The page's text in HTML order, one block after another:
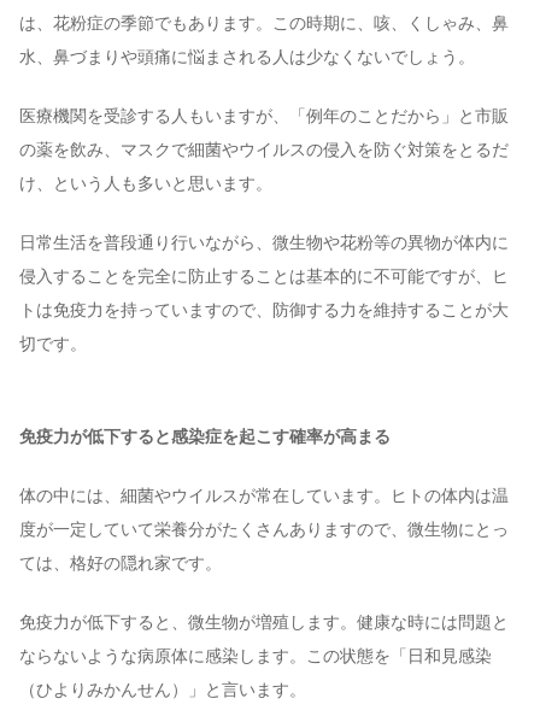
は、花粉症の季節でもあります。この時期に、咳、くしゃみ、鼻
水、鼻づまりや頭痛に悩まされる人は少なくないでしょう。
医療機関を受診する人もいますが、「例年のことだから」と市販
の薬を飲み、マスクで細菌やウイルスの侵入を防ぐ対策をとるだ
け、という人も多いと思います。
日常生活を普段通り行いながら、微生物や花粉等の異物が体内に
侵入することを完全に防止することは基本的に不可能ですが、ヒ
トは免疫力を持っていますので、防御する力を維持することが大
切です。
免疫力が低下すると感染症を起こす確率が高まる
体の中には、細菌やウイルスが常在しています。ヒトの体内は温
度が一定していて栄養分がたくさんありますので、微生物にとっ
ては、格好の隠れ家です。
免疫力が低下すると、微生物が増殖します。健康な時には問題と
ならないような病原体に感染します。この状態を「日和見感染
（ひよりみかんせん）」と言います。